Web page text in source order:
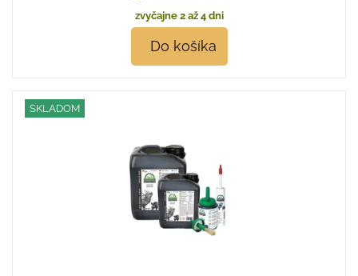
zvyčajne 2 až 4 dni
Do košíka
SKLADOM